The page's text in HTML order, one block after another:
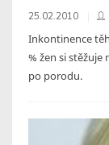
25.02.2010
Inkontinence
% žen si
po porodu.